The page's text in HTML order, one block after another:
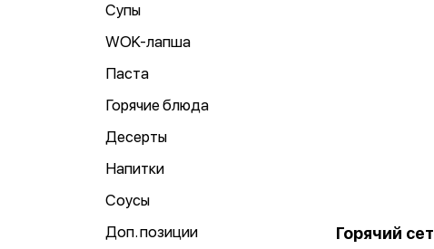
Супы
WOK-лапша
Паста
Горячие блюда
Десерты
Напитки
Соусы
Доп. позиции
Горячий сет